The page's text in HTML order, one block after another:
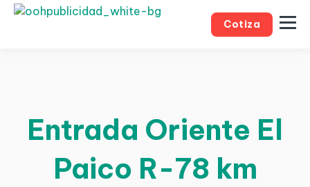
Cotiza
Entrada Oriente El
Paico R-78 km